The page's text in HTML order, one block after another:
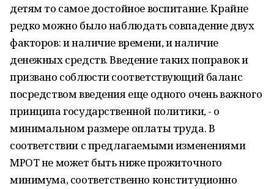
детям то самое достойное воспитание. Крайне
редко можно было наблюдать совпадение двух
факторов: и наличие времени, и наличие
денежных средств. Введение таких поправок и
призвано соблюсти соответствующий баланс
посредством введения еще одного очень важного
принципа государственной политики, - о
минимальном размере оплаты труда. В
соответствии с предлагаемыми изменениями
МРОТ не может быть ниже прожиточного
минимума, соответственно конституционно